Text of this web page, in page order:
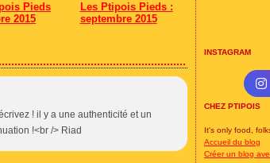
Pieds
2015
Les Ptipois Pieds :
septembre 2015
! il y a une authenticité et un
!<br /> Riad
INSTAGRAM
CHEZ PTIPOIS
It's only food,
Accueil du blog
Créer un blog